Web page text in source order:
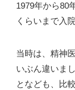
1979年から80
くらいまで入
当時は、精神
いぶん違いま
となども、比